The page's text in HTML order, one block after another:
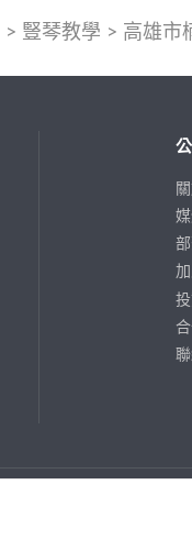
> 豎琴教學 > 高雄市